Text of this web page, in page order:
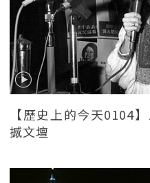
【歷史上的今天0104
撼文壇